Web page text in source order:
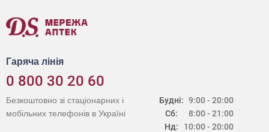
Гаряча лінія
0 800 30 20 60
Будні:
Сб:
Нд:
9:00 - 20:00
8:00 - 21:00
10:00 - 20:00
Безкоштовно зі стаціонарних і
мобільних телефонів в Україні